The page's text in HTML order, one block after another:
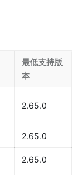
最低支持版
本
2.65.0
2.65.0
2.65.0